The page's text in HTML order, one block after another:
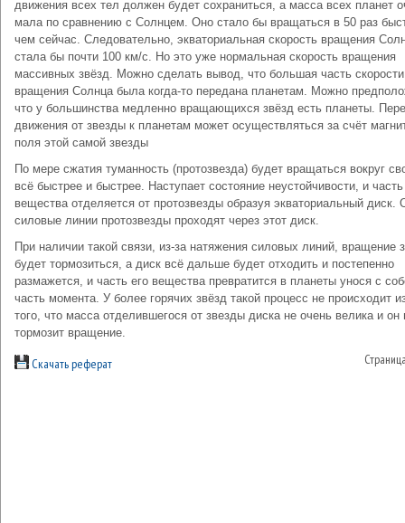
движения всех тел должен будет сохраниться, а масса всех планет
мала по сравнению с Солнцем. Оно стало бы вращаться в 50 раз
чем сейчас. Следовательно, экваториальная скорость вращения
стала бы почти 100 км/с. Но это уже нормальная скорость вращения
массивных звёзд. Можно сделать вывод, что большая часть скорости
вращения Солнца была когда-то передана планетам. Можно
что у большинства медленно вращающихся звёзд есть планеты.
движения от звезды к планетам может осуществляться за счёт
поля этой самой звезды
По мере сжатия туманность (протозвезда) будет вращаться вокруг
всё быстрее и быстрее. Наступает состояние неустойчивости, и часть
вещества отделяется от протозвезды образуя экваториальный диск.
силовые линии протозвезды проходят через этот диск.
При наличии такой связи, из-за натяжения силовых линий, вращение
будет тормозиться, а диск всё дальше будет отходить и постепенно
размажется, и часть его вещества превратится в планеты унося с
часть момента. У более горячих звёзд такой процесс не происходит
того, что масса отделившегося от звезды диска не очень велика и он
тормозит вращение.
Скачать реферат